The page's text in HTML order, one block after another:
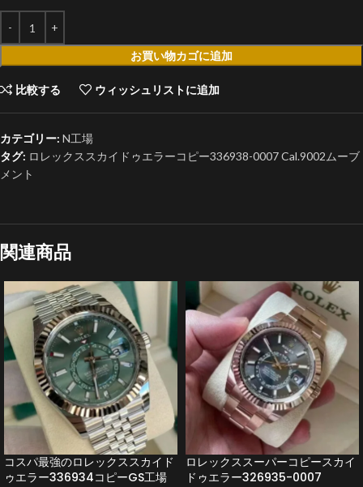
お買い物カゴに追加
比較する ウィッシュリストに追加
カテゴリー: N工場
タグ: ロレックススカイドゥエラーコピー336938-0007 Cal.9002ムーブ
メント
関連商品
コスパ最強のロレックススカイド
ゥエラー336934コピーGS工場
ロレックススーパーコピースカイ
ドゥエラー326935-0007